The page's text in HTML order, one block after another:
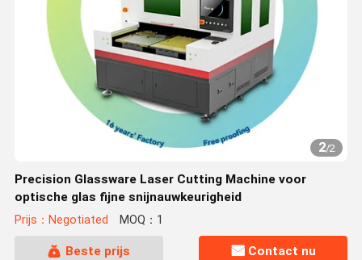
2/2
Precision Glassware Laser Cutting Machine voor
optische glas fijne snijnauwkeurigheid
Prijs：Negotiated MOQ：1
Beste prijs Contact nu